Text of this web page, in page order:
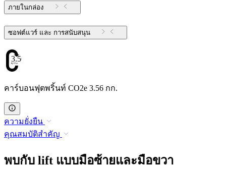
ภายในกล่อง
ซอฟต์แวร์ และ การสนับสนุน
3.56
คาร์บอนฟุตพริ้นท์ CO2e 3.56 กก.
ความยั่งยืน
คุณสมบัติสำคัญ
พบกับ lift แบบมือซ้ายและมือขวา